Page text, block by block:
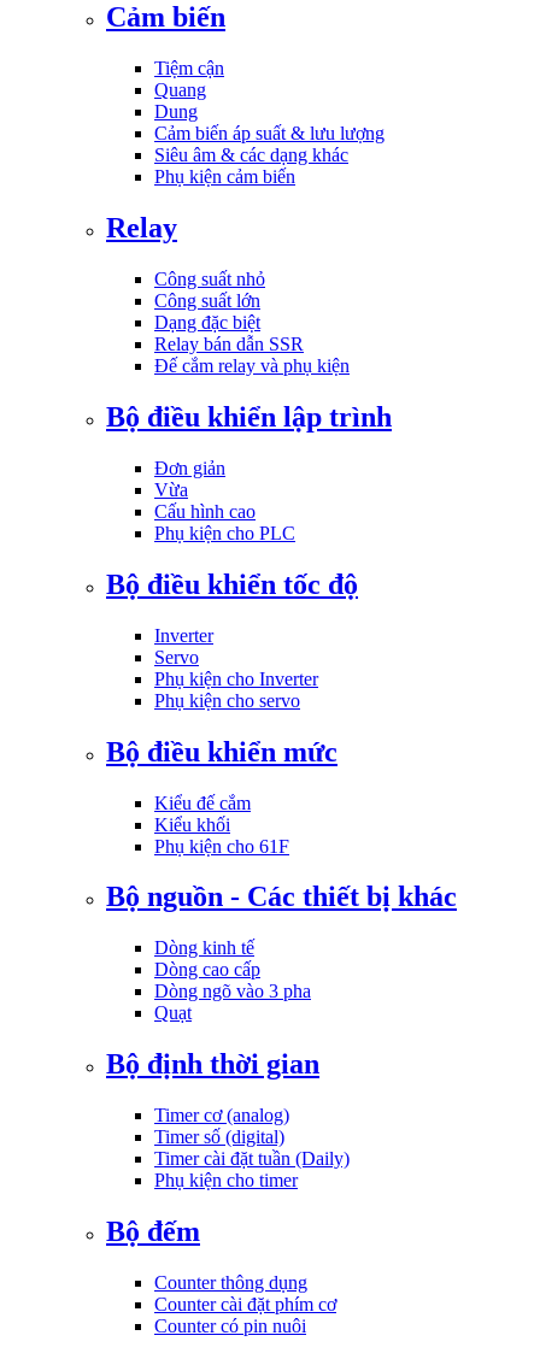
Cảm biến
Tiệm cận
Quang
Dung
Cảm biến áp suất & lưu lượng
Siêu âm & các dạng khác
Phụ kiện cảm biến
Relay
Công suất nhỏ
Công suất lớn
Dạng đặc biệt
Relay bán dẫn SSR
Đế cắm relay và phụ kiện
Bộ điều khiển lập trình
Đơn giản
Vừa
Cấu hình cao
Phụ kiện cho PLC
Bộ điều khiển tốc độ
Inverter
Servo
Phụ kiện cho Inverter
Phụ kiện cho servo
Bộ điều khiển mức
Kiểu đế cắm
Kiểu khối
Phụ kiện cho 61F
Bộ nguồn - Các thiết bị khác
Dòng kinh tế
Dòng cao cấp
Dòng ngõ vào 3 pha
Quạt
Bộ định thời gian
Timer cơ (analog)
Timer số (digital)
Timer cài đặt tuần (Daily)
Phụ kiện cho timer
Bộ đếm
Counter thông dụng
Counter cài đặt phím cơ
Counter có pin nuôi